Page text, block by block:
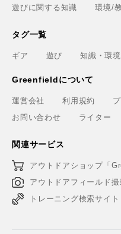
遊びに関する知識
環境/
タグ一覧
ギア 遊び 知識・環
Greenfieldについて
運営会社 利用規約
お問い合わせ
ライター
関連サービス
アウトドアショップ「
アウトドアフィールド
トレーニング検索サイ